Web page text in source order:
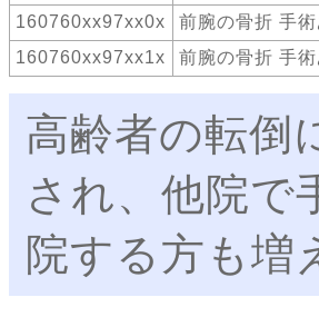
160760xx97xx0x
前腕の骨折 手
160760xx97xx1x
前腕の骨折 手
高齢者の転倒
され、他院で
院する方も増